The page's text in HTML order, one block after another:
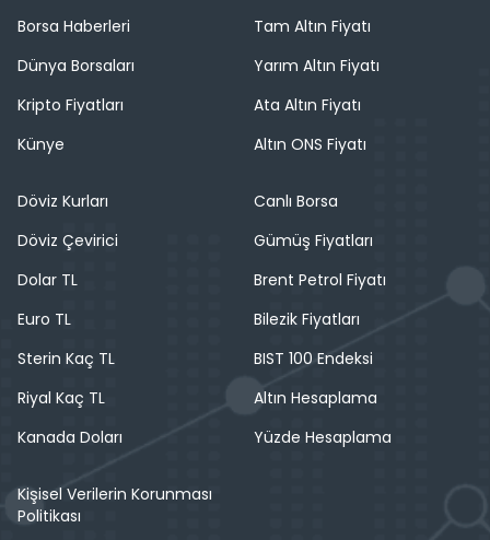
Borsa Haberleri
Dünya Borsaları
Kripto Fiyatları
Künye
Tam Altın Fiyatı
Yarım Altın Fiyatı
Ata Altın Fiyatı
Altın ONS Fiyatı
Döviz Kurları
Döviz Çevirici
Dolar TL
Euro TL
Sterin Kaç TL
Riyal Kaç TL
Kanada Doları
Canlı Borsa
Gümüş Fiyatları
Brent Petrol Fiyatı
Bilezik Fiyatları
BIST 100 Endeksi
Altın Hesaplama
Yüzde Hesaplama
Kişisel Verilerin Korunması
Politikası